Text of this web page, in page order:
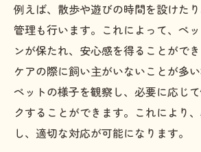
例えば、散歩や遊びの時間を設けた
管理も行います。これによって、ペ
ンが保たれ、安心感を得ることがで
ケアの際に飼い主がいないことが多
ペットの様子を観察し、必要に応じ
クすることができます。これにより
し、適切な対応が可能になります。